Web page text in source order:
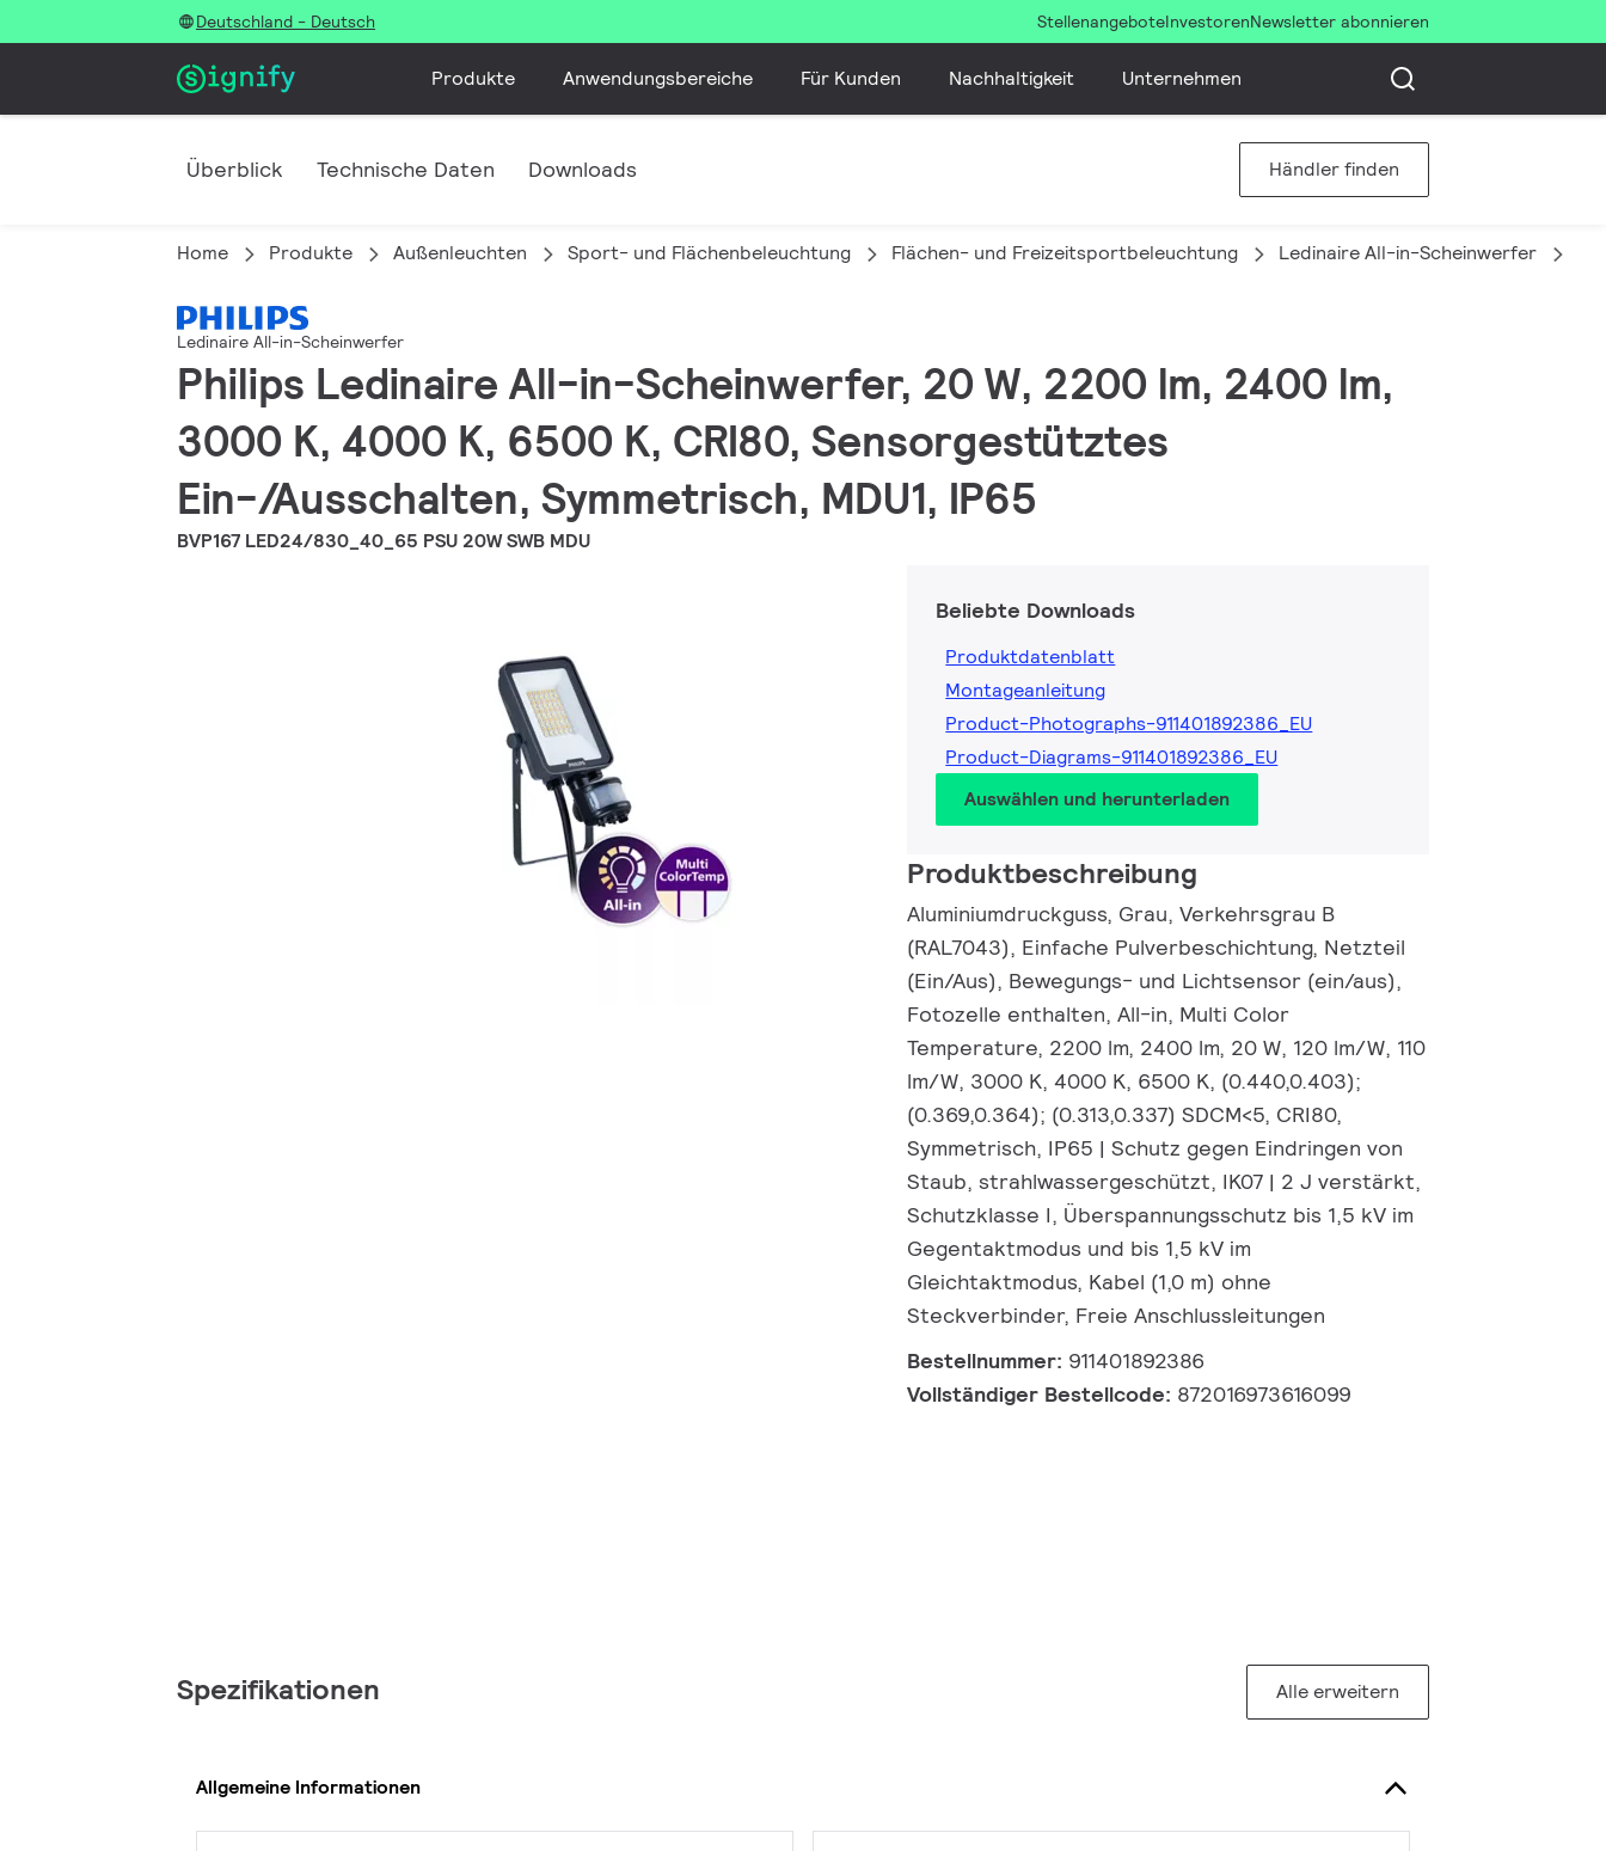
Deutschland - Deutsch StellenangeboteInvestorenNewsletter abonnieren
Produkte Anwendungsbereiche Für Kunden Nachhaltigkeit Unternehmen
Überblick Technische Daten Downloads Händler finden
Home Produkte Außenleuchten Sport- und Flächenbeleuchtung Flächen- und Freizeitsportbeleuchtung Ledinaire All-in-Scheinwerfer
Ledinaire All-in-Scheinwerfer
Philips Ledinaire All-in-Scheinwerfer, 20 W, 2200 lm, 2400 lm,
3000 K, 4000 K, 6500 K, CRI80, Sensorgestütztes
Ein-/Ausschalten, Symmetrisch, MDU1, IP65
BVP167 LED24/830_40_65 PSU 20W SWB MDU
Beliebte Downloads
Produktdatenblatt
Montageanleitung
Product-Photographs-911401892386_EU
Product-Diagrams-911401892386_EU
Auswählen und herunterladen
Produktbeschreibung
Aluminiumdruckguss, Grau, Verkehrsgrau B
(RAL7043), Einfache Pulverbeschichtung, Netzteil
(Ein/Aus), Bewegungs- und Lichtsensor (ein/aus),
Fotozelle enthalten, All-in, Multi Color
Temperature, 2200 lm, 2400 lm, 20 W, 120 lm/W, 110
lm/W, 3000 K, 4000 K, 6500 K, (0.440,0.403);
(0.369,0.364); (0.313,0.337) SDCM<5, CRI80,
Symmetrisch, IP65 | Schutz gegen Eindringen von
Staub, strahlwassergeschützt, IK07 | 2 J verstärkt,
Schutzklasse I, Überspannungsschutz bis 1,5 kV im
Gegentaktmodus und bis 1,5 kV im
Gleichtaktmodus, Kabel (1,0 m) ohne
Steckverbinder, Freie Anschlussleitungen
Bestellnummer: 911401892386
Vollständiger Bestellcode: 872016973616099
Spezifikationen Alle erweitern
Allgemeine Informationen